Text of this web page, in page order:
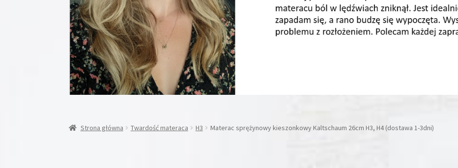
Strona główna Twardość materaca H3 Materac sprężynowy kieszonkowy Kaltschaum 26cm H3, H4 (dostawa 1-3dni)